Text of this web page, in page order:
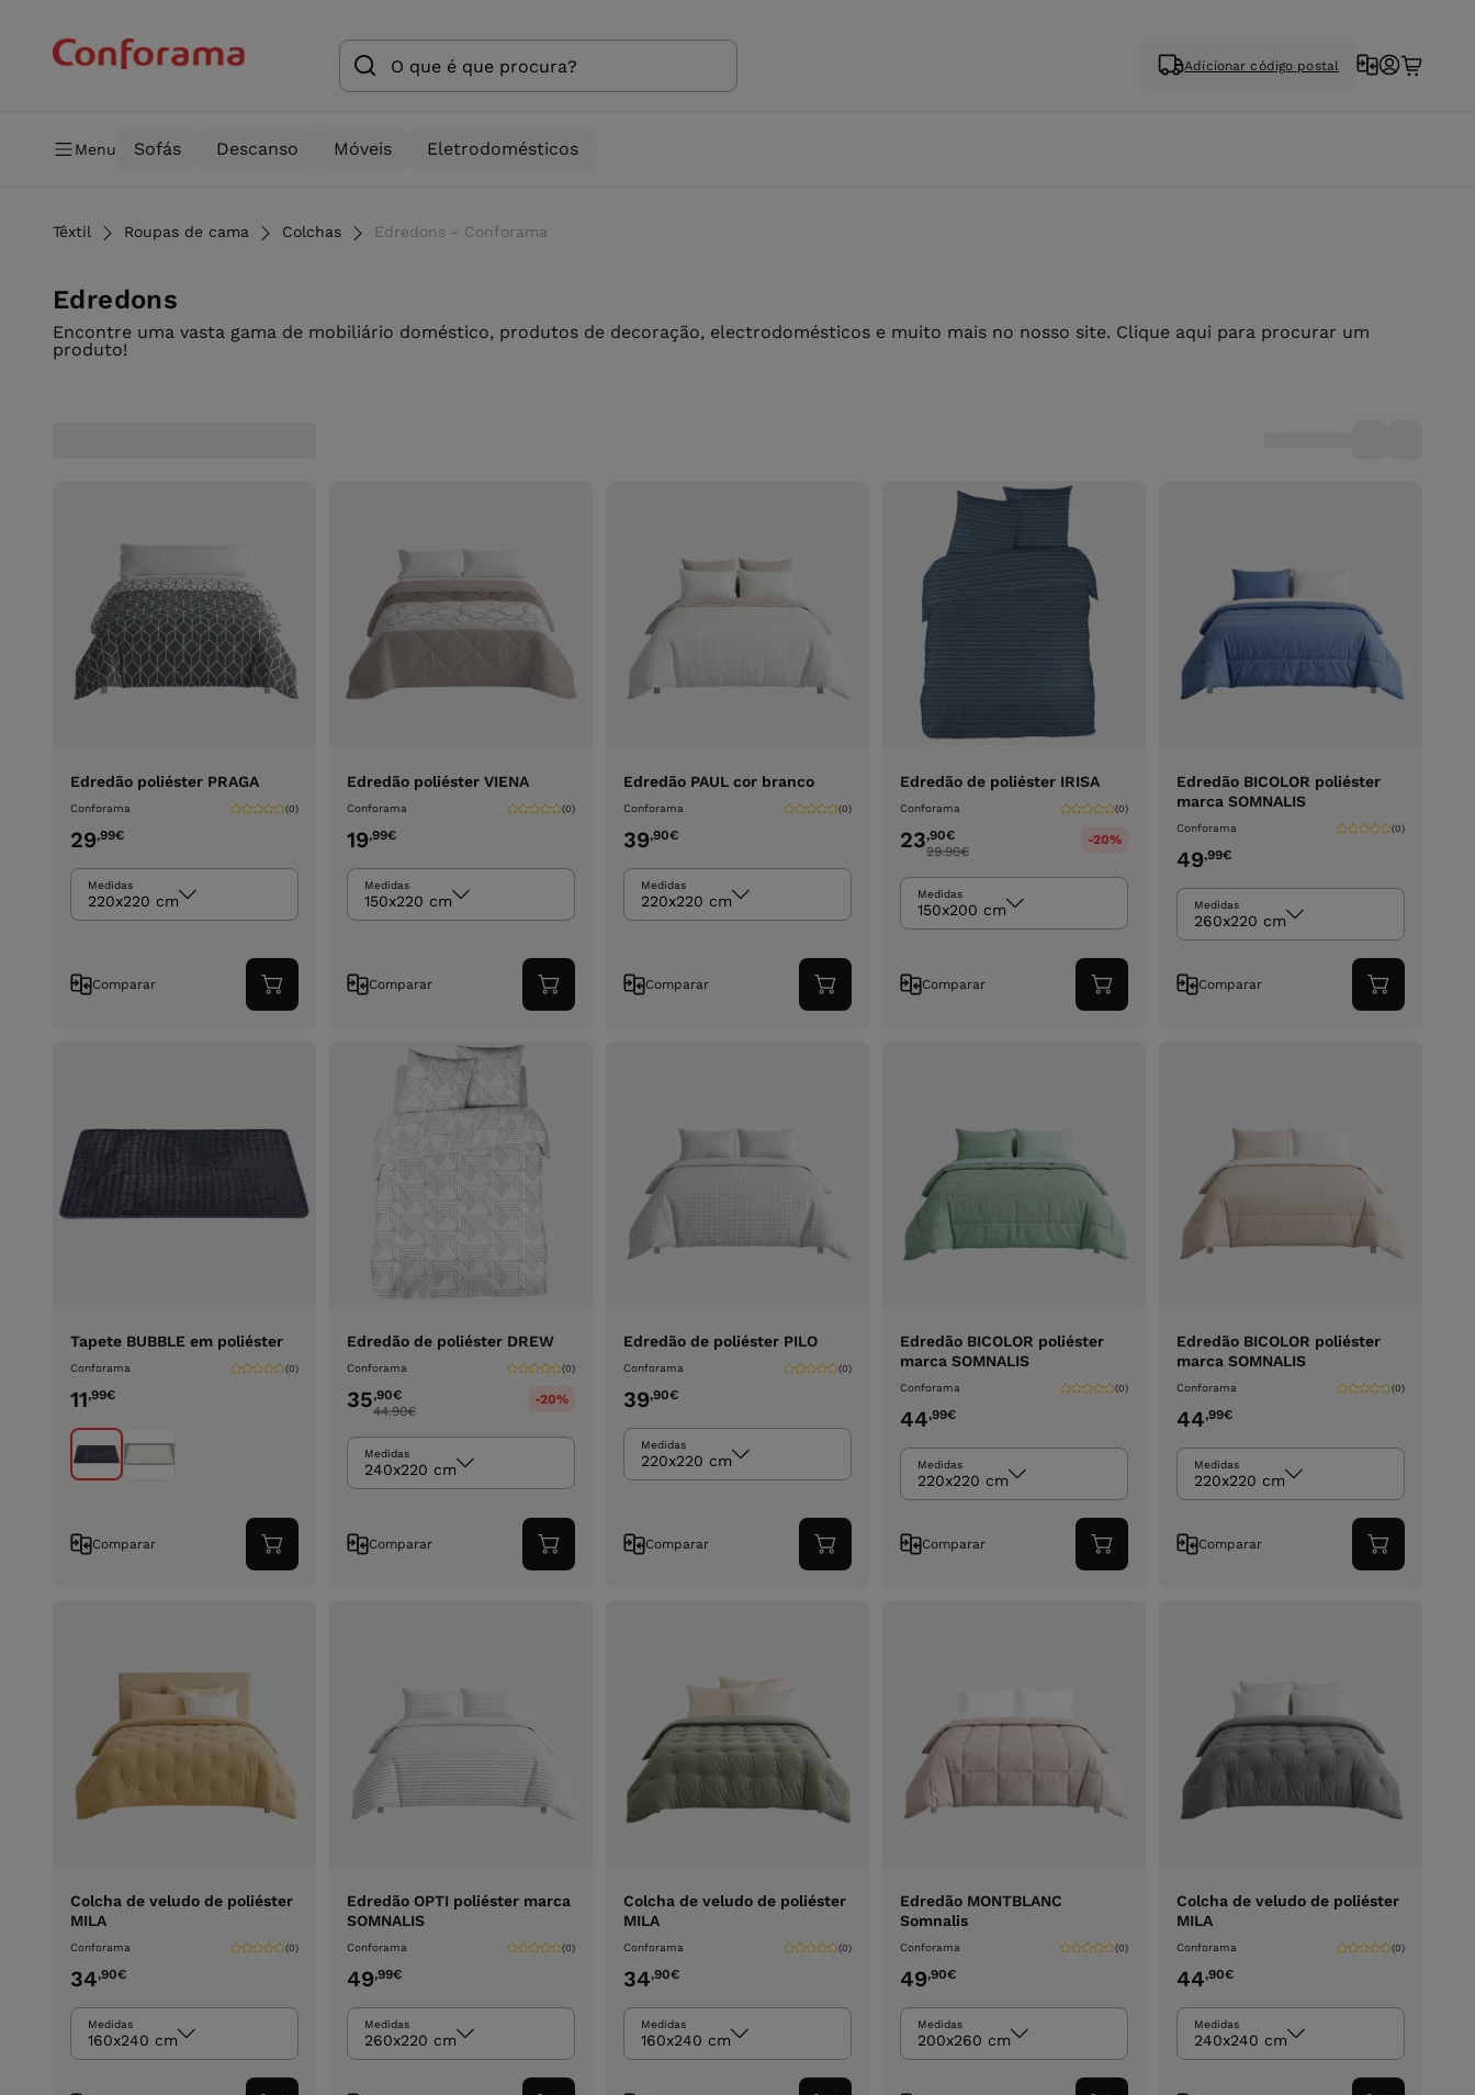
Adicionar código postal
Menu Sofás Descanso Móveis Eletrodomésticos
Têxtil Roupas de cama Colchas Edredons - Conforama
Edredons
Encontre uma vasta gama de mobiliário doméstico, produtos de decoração, electrodomésticos e muito mais no nosso site. Clique aqui para procurar um
produto!
Edredão poliéster PRAGA
Conforama (0)
29,99€
Medidas
220x220 cm
Comparar
Adicionar
ao
Edredão poliéster VIENA
Conforama (0)
19,99€
Medidas
150x220 cm
Comparar
Adicionar
ao
Edredão PAUL cor branco
Conforama (0)
39,90€
Medidas
220x220 cm
Comparar
Adicionar
ao
Edredão de poliéster IRISA
Conforama (0)
23,90€
29.90€
-20%
Medidas
150x200 cm
Comparar
Adicionar
ao
Edredão BICOLOR poliéster
marca SOMNALIS
Conforama (0)
49,99€
Medidas
260x220 cm
Comparar
Adicionar
ao
Tapete BUBBLE em poliéster
Conforama (0)
11,99€
Comparar
Adicionar
ao
Edredão de poliéster DREW
Conforama (0)
35,90€
44.90€
-20%
Medidas
240x220 cm
Comparar
Adicionar
ao
Edredão de poliéster PILO
Conforama (0)
39,90€
Medidas
220x220 cm
Comparar
Adicionar
ao
Edredão BICOLOR poliéster
marca SOMNALIS
Conforama (0)
44,99€
Medidas
220x220 cm
Comparar
Adicionar
ao
Edredão BICOLOR poliéster
marca SOMNALIS
Conforama (0)
44,99€
Medidas
220x220 cm
Comparar
Adicionar
ao
Colcha de veludo de poliéster
MILA
Conforama (0)
34,90€
Medidas
160x240 cm
Edredão OPTI poliéster marca
SOMNALIS
Conforama (0)
49,99€
Medidas
260x220 cm
Colcha de veludo de poliéster
MILA
Conforama (0)
34,90€
Medidas
160x240 cm
Edredão MONTBLANC
Somnalis
Conforama (0)
49,90€
Medidas
200x260 cm
Colcha de veludo de poliéster
MILA
Conforama (0)
44,90€
Medidas
240x240 cm